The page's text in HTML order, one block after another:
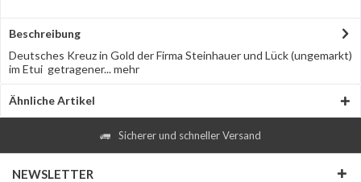
Beschreibung
Deutsches Kreuz in Gold der Firma Steinhauer und Lück (ungemarkt)
im Etui getragener...mehr
Ähnliche Artikel
Sicherer und schneller Versand
NEWSLETTER